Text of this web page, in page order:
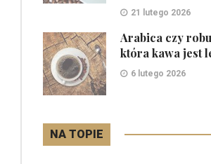
21 lutego 2026
Arabica czy
która kawa jest
6 lutego 2026
NA TOPIE